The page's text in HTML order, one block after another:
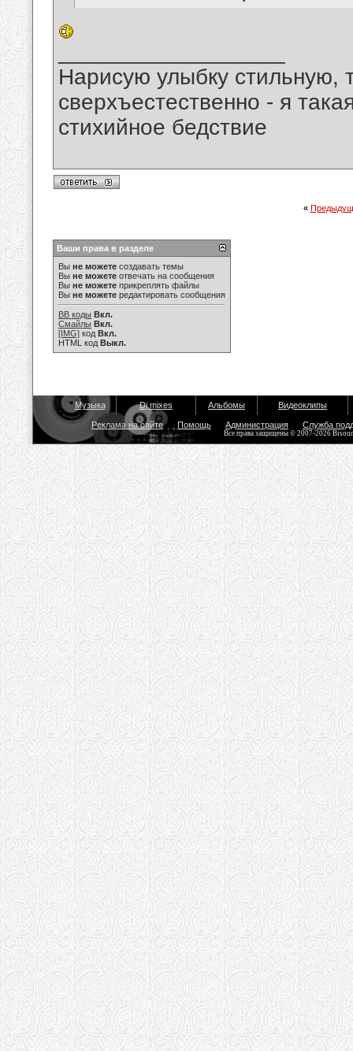
Нарисую улыбку стильную,
сверхъестественно - я
стихийное бедствие
«
Ваши права в разделе
Вы не можете создавать темы
Вы не можете отвечать на сообщения
Вы не можете прикреплять файлы
Вы не можете редактировать сообщения
BB коды Вкл.
Смайлы Вкл.
[IMG] код Вкл.
HTML код Выкл.
Музыка Dj mixes Альбомы Видеоклипы
Реклама на сайте Помощь Администрация Служба
Все права защищены © 2007-2026